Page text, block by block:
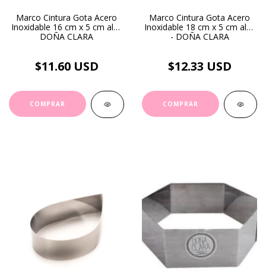
Marco Cintura Gota Acero
Inoxidable 16 cm x 5 cm alto
DOÑA CLARA
$11.60 USD
Marco Cintura Gota Acero
Inoxidable 18 cm x 5 cm alto
- DOÑA CLARA
$12.33 USD